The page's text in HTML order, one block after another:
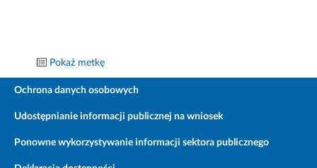
Pokaż metkę
Ochrona danych osobowych
Udostępnianie informacji publicznej na wniosek
Ponowne wykorzystywanie informacji sektora publicznego